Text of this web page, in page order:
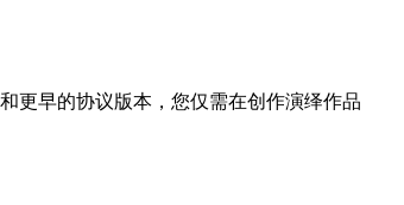
更早的协议版本，您仅需在创作演绎作品